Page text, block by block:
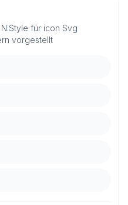
für icon Svg
vorgestellt